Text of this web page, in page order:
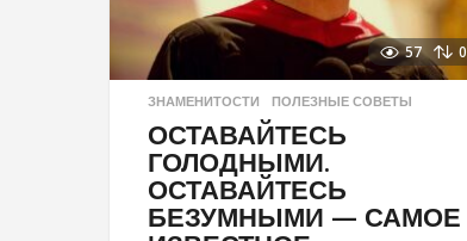
57 0
ЗНАМЕНИТОСТИ ,ПОЛЕЗНЫЕ СОВЕТЫ
ОСТАВАЙТЕСЬ
ГОЛОДНЫМИ.
ОСТАВАЙТЕСЬ
БЕЗУМНЫМИ — САМОЕ